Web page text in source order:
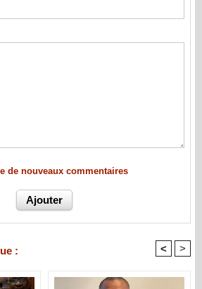
de nouveaux commentaires
: < >